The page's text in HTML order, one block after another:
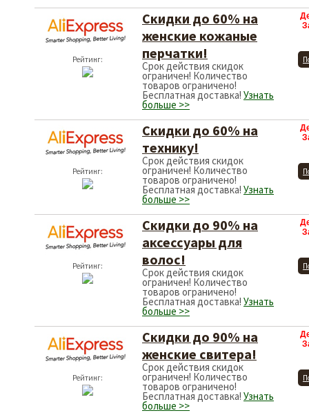
Рейтинг:
Скидки до 60% на
женские кожаные
перчатки!
Срок действия скидок
ограничен! Количество
товаров ограничено!
Бесплатная доставка! Узнать
больше >>
Рейтинг:
Скидки до 60% на
технику!
Срок действия скидок
ограничен! Количество
товаров ограничено!
Бесплатная доставка! Узнать
больше >>
Рейтинг:
Скидки до 90% на
аксессуары для
волос!
Срок действия скидок
ограничен! Количество
товаров ограничено!
Бесплатная доставка! Узнать
больше >>
Рейтинг:
Скидки до 90% на
женские свитера!
Срок действия скидок
ограничен! Количество
товаров ограничено!
Бесплатная доставка! Узнать
больше >>